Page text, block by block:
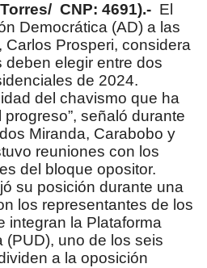
CNP: 4691).- El
Democrática (AD) a las
Carlos Prosperi, considera
elegir entre dos
de 2024.
del chavismo que ha
señaló durante
Miranda, Carabobo y
reuniones con los
del bloque opositor.
su posición durante una
los representantes de los
integran la Plataforma
(PUD), uno de los seis
a la oposición